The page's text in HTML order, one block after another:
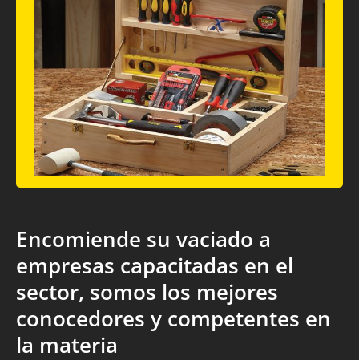
Encomiende su vaciado a
empresas capacitadas en el
sector, somos los mejores
conocedores y competentes en
la materia